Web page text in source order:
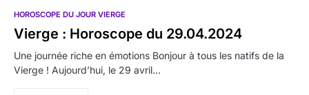
HOROSCOPE DU JOUR VIERGE
Vierge : Horoscope du 29.04.2024
Une journée riche en émotions Bonjour à tous les natifs de la
Vierge ! Aujourd’hui, le 29 avril…